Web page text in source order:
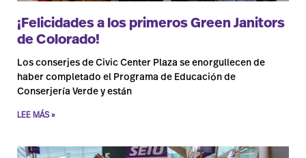
¡Felicidades a los primeros Green Janitors
de Colorado!
Los conserjes de Civic Center Plaza se enorgullecen de
haber completado el Programa de Educación de
Conserjería Verde y están
LEE MÁS »